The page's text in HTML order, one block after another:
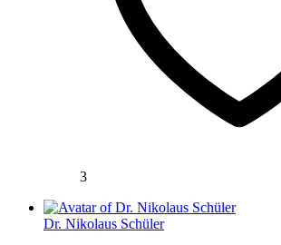
3
Dr. Nikolaus Schüler